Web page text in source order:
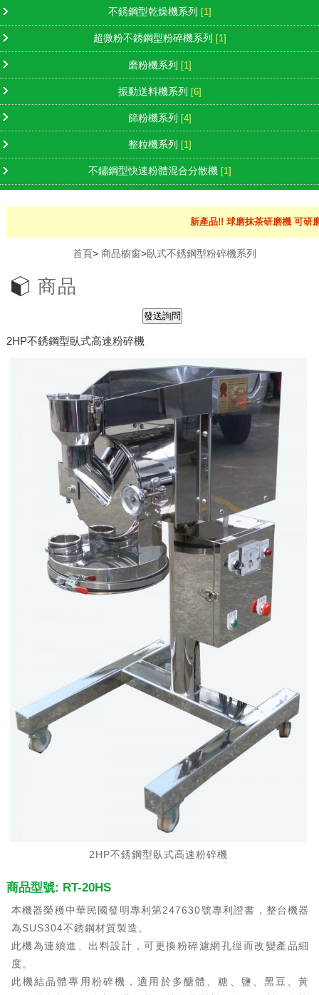
不銹鋼型乾燥機系列 [1]
超微粉不銹鋼型粉碎機系列 [1]
磨粉機系列 [1]
振動送料機系列 [6]
篩粉機系列 [4]
整粒機系列 [1]
不鏽鋼型快速粉體混合分散機 [1]
新產品!! 球磨抹茶研磨機 可研
首頁> 商品櫥窗>臥式不銹鋼型粉碎機系列
商品
2HP不銹鋼型臥式高速粉碎機
2HP不銹鋼型臥式高速粉碎機
商品型號: RT-20HS
本機器榮穫中華民國發明專利第247630號專利證書，整台機器
為SUS304不銹鋼材質製造。
此機為連續進、出料設計，可更換粉碎濾網孔徑而改變產品細
度。
此機結晶體專用粉碎機，適用於多醣體、糖、鹽、黑豆、黃